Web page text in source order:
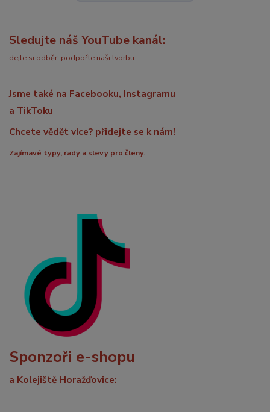
Sledujte náš YouTube kanál:
dejte si odběr, podpořte naši tvorbu.
Jsme také na Facebooku, Instagramu
a TikToku
Chcete vědět více? přidejte se k nám!
Zajímavé typy, rady a slevy pro členy.
Sponzoři e-shopu
a Kolejiště Horažďovice: